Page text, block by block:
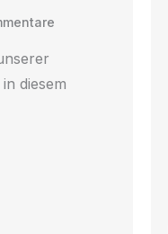
diesem